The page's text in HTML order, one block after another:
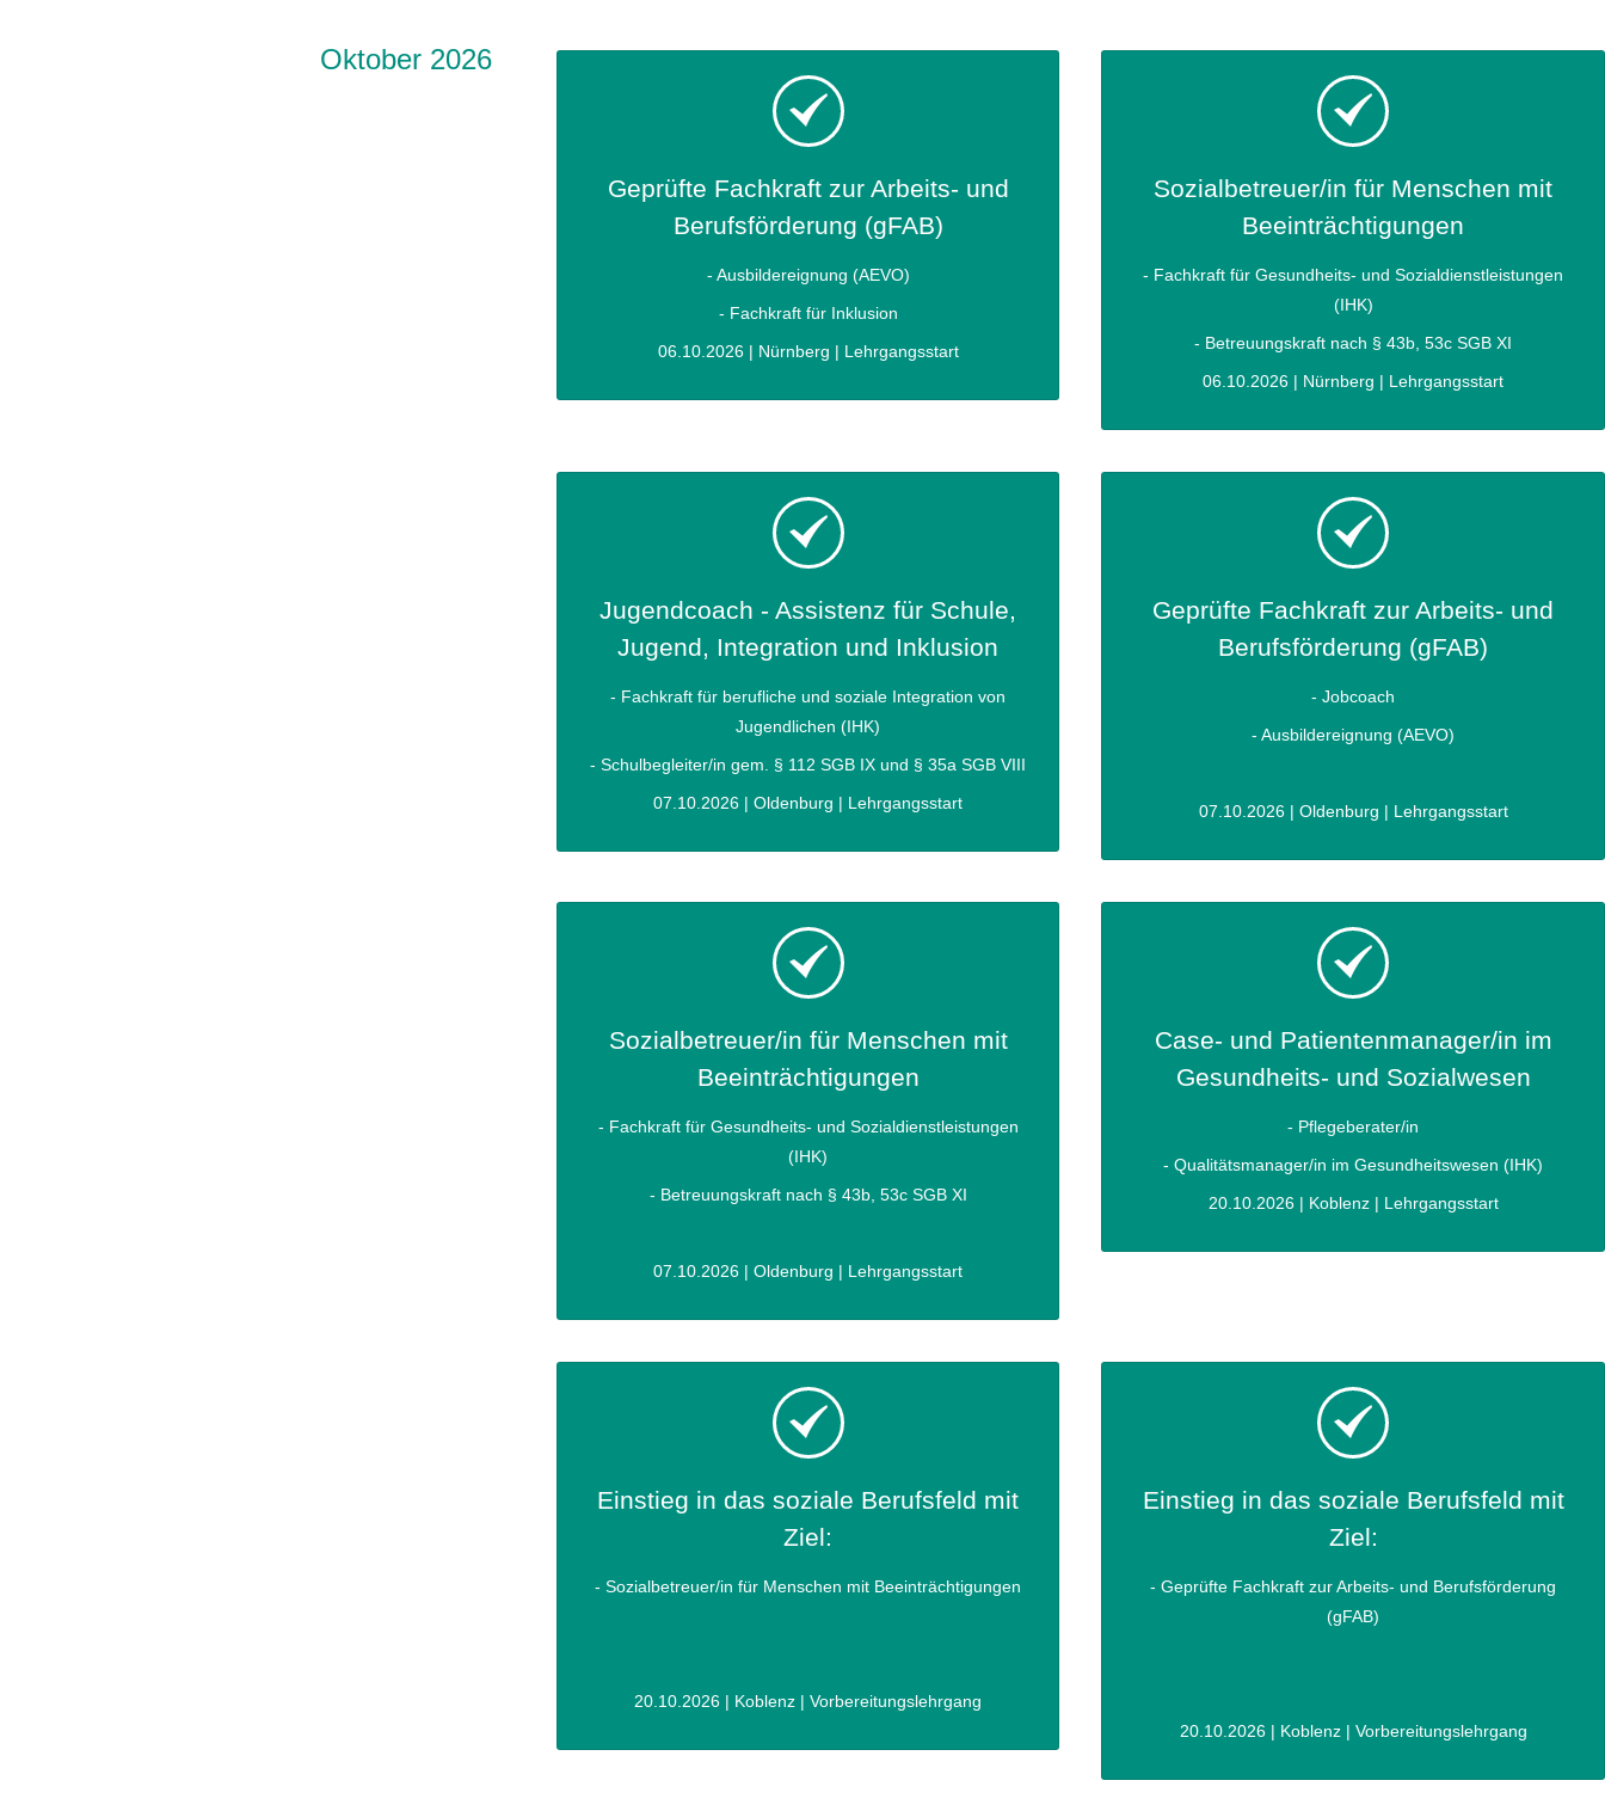
Oktober 2026
Geprüfte Fachkraft zur Arbeits- und
Berufsförderung (gFAB)
- Ausbildereignung (AEVO)
- Fachkraft für Inklusion
06.10.2026 | Nürnberg | Lehrgangsstart
Sozialbetreuer/in für Menschen mit
Beeinträchtigungen
- Fachkraft für Gesundheits- und Sozialdienstleistungen
(IHK)
- Betreuungskraft nach § 43b, 53c SGB XI
06.10.2026 | Nürnberg | Lehrgangsstart
Jugendcoach - Assistenz für Schule,
Jugend, Integration und Inklusion
- Fachkraft für berufliche und soziale Integration von
Jugendlichen (IHK)
- Schulbegleiter/in gem. § 112 SGB IX und § 35a SGB VIII
07.10.2026 | Oldenburg | Lehrgangsstart
Geprüfte Fachkraft zur Arbeits- und
Berufsförderung (gFAB)
- Jobcoach
- Ausbildereignung (AEVO)
07.10.2026 | Oldenburg | Lehrgangsstart
Sozialbetreuer/in für Menschen mit
Beeinträchtigungen
- Fachkraft für Gesundheits- und Sozialdienstleistungen
(IHK)
- Betreuungskraft nach § 43b, 53c SGB XI
07.10.2026 | Oldenburg | Lehrgangsstart
Case- und Patientenmanager/in im
Gesundheits- und Sozialwesen
- Pflegeberater/in
- Qualitätsmanager/in im Gesundheitswesen (IHK)
20.10.2026 | Koblenz | Lehrgangsstart
Einstieg in das soziale Berufsfeld mit
Ziel:
- Sozialbetreuer/in für Menschen mit Beeinträchtigungen
20.10.2026 | Koblenz | Vorbereitungslehrgang
Einstieg in das soziale Berufsfeld mit
Ziel:
- Geprüfte Fachkraft zur Arbeits- und Berufsförderung
(gFAB)
20.10.2026 | Koblenz | Vorbereitungslehrgang